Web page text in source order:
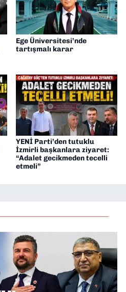
Ege Üniversitesi’nde
tartışmalı karar
YENİ Parti’den tutuklu
İzmirli başkanlara ziyaret:
“Adalet gecikmeden tecelli
etmeli”